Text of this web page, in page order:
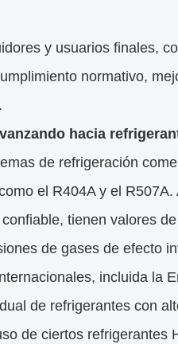
y usuarios finales,
normativo,
hacia
de refrigeración
el R404A y el
tienen valores
de gases de efecto
incluida la
de refrigerantes con
de ciertos refrigerantes